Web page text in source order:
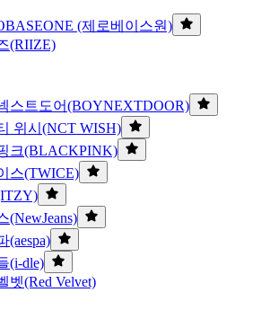
(제로베이스원)
(RIIZE)
스트도어(BOYNEXTDOOR)
위시(NCT WISH)
크(BLACKPINK)
스(TWICE)
(NewJeans)
(aespa)
(i-dle)
벳(Red Velvet)